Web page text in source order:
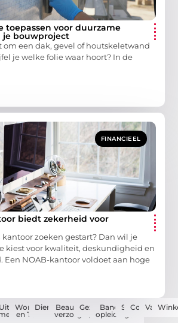
Uit deWoning
en Tuin
Dienstverlening
Beauty en
verzorging
Gezondheid
Banen en
opleidingen
SportComputers
Vakantie
toepassen voor duurzame
je bouwproject
om een dak, gevel of houtskeletwand
je welke folie waar hoort? In de
FINANCIEEL
biedt zekerheid voor
kantoor zoeken gestart? Dan wil je
kiest voor kwaliteit, deskundigheid en
Een NOAB-kantoor voldoet aan hoge